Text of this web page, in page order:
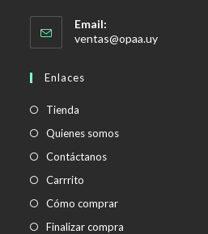
Email:
ventas@opaa.uySe
Enlaces
Tienda
Quienes somos
Contáctanos
Carrrito
Cómo comprar
Finalizar compra